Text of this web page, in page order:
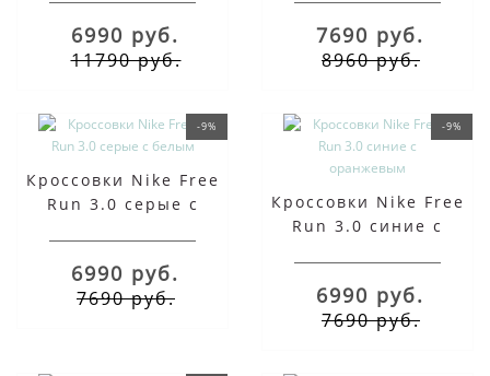
6990 руб.
11790 руб.
7690 руб.
8960 руб.
-9%
Кроссовки Nike Free
Run 3.0 серые с
6990 руб.
7690 руб.
-9%
Кроссовки Nike Free
Run 3.0 синие с
6990 руб.
7690 руб.